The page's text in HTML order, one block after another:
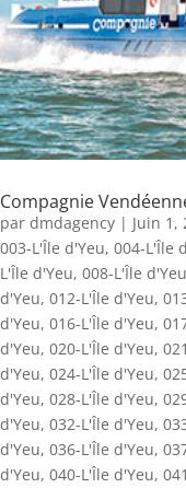
Compagnie
par dmdagency | Juin 1,
003-L'Île d'Yeu, 004-L'Île
L'Île d'Yeu, 008-L'Île d'Yeu
d'Yeu, 012-L'Île d'Yeu,
d'Yeu, 016-L'Île d'Yeu,
d'Yeu, 020-L'Île d'Yeu,
d'Yeu, 024-L'Île d'Yeu,
d'Yeu, 028-L'Île d'Yeu,
d'Yeu, 032-L'Île d'Yeu,
d'Yeu, 036-L'Île d'Yeu,
d'Yeu, 040-L'Île d'Yeu,